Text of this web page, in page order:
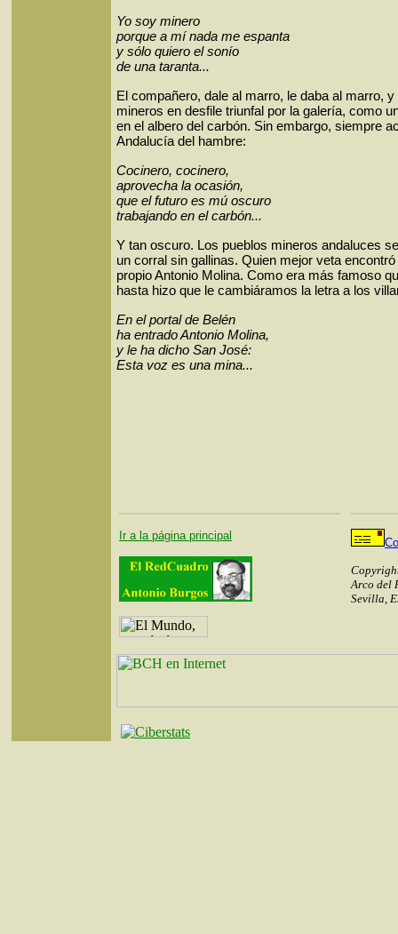
Yo soy minero
porque a mí nada me espanta
y sólo quiero el sonío
de una taranta...
El compañero, dale al marro, le daba al marro,
mineros en desfile triunfal por la galería, como
en el albero del carbón. Sin embargo, siempre
Andalucía del hambre:
Cocinero, cocinero,
aprovecha la ocasión,
que el futuro es mú oscuro
trabajando en el carbón...
Y tan oscuro. Los pueblos mineros andaluces
un corral sin gallinas. Quien mejor veta
propio Antonio Molina. Como era más famoso
hasta hizo que le cambiáramos la letra a los
En el portal de Belén
ha entrado Antonio Molina,
y le ha dicho San José:
Esta voz es una mina...
Ir a la página principal
Arco del
Sevilla,